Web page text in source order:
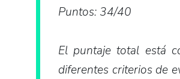
Puntos: 34/40
El puntaje total está
diferentes criterios de